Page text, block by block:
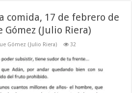
comida, 17 de febrero de
(Julio Riera)
Gómez (Julio Riera) 32